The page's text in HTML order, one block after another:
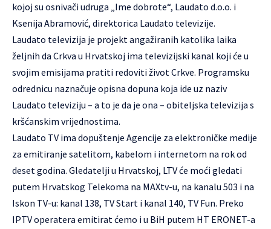
kojoj su osnivači udruga „Ime dobrote“, Laudato d.o.o. i
Ksenija Abramović, direktorica Laudato televizije.
Laudato televizija je projekt angažiranih katolika laika
željnih da Crkva u Hrvatskoj ima televizijski kanal koji će u
svojim emisijama pratiti redoviti život Crkve. Programsku
odrednicu naznačuje opisna dopuna koja ide uz naziv
Laudato televiziju – a to je da je ona – obiteljska televizija s
kršćanskim vrijednostima.
Laudato TV ima dopuštenje Agencije za elektroničke medije
za emitiranje satelitom, kabelom i internetom na rok od
deset godina. Gledatelji u Hrvatskoj, LTV će moći gledati
putem Hrvatskog Telekoma na MAXtv-u, na kanalu 503 i na
Iskon TV-u: kanal 138, TV Start i kanal 140, TV Fun. Preko
IPTV operatera emitirat ćemo i u BiH putem HT ERONET-a